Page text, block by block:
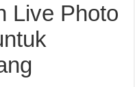
Live Photo